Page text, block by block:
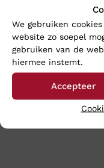
We gebruiken
website zo soepel
gebruiken van de
hiermee instemt.
Accepteer
Meindl CARACAS GTX –
259,95